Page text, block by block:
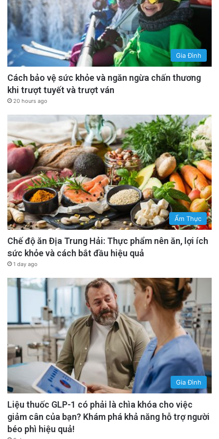
Gia Đình
Cách bảo vệ sức khỏe và ngăn ngừa chấn thương
khi trượt tuyết và trượt ván
20 hours ago
Ẩm Thực
Chế độ ăn Địa Trung Hải: Thực phẩm nên ăn, lợi ích
sức khỏe và cách bắt đầu hiệu quả
1 day ago
Gia Đình
Liệu thuốc GLP-1 có phải là chìa khóa cho việc
giảm cân của bạn? Khám phá khả năng hỗ trợ người
béo phì hiệu quả!